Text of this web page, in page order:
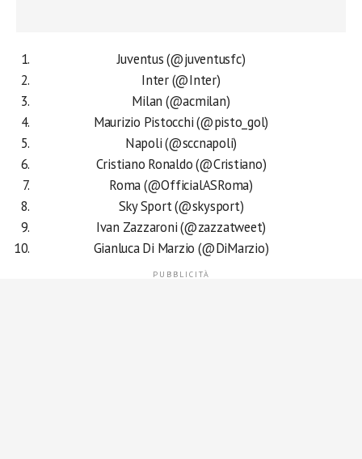
Juventus (@juventusfc)
Inter (@Inter)
Milan (@acmilan)
Maurizio Pistocchi (@pisto_gol)
Napoli (@sccnapoli)
Cristiano Ronaldo (@Cristiano)
Roma (@OfficialASRoma)
Sky Sport (@skysport)
Ivan Zazzaroni (@zazzatweet)
Gianluca Di Marzio (@DiMarzio)